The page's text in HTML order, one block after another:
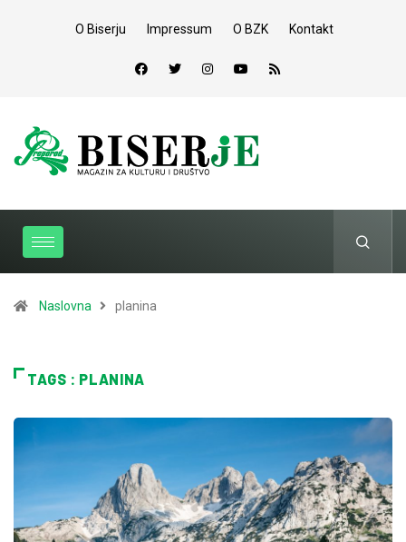
O Biserju Impressum O BZK Kontakt
Naslovna planina
TAGS : PLANINA